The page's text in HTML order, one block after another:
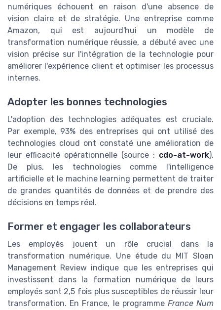
numériques échouent en raison d'une absence de
vision claire et de stratégie. Une entreprise comme
Amazon, qui est aujourd'hui un modèle de
transformation numérique réussie, a débuté avec une
vision précise sur l'intégration de la technologie pour
améliorer l'expérience client et optimiser les processus
internes.
Adopter les bonnes technologies
L'adoption des technologies adéquates est cruciale.
Par exemple, 93% des entreprises qui ont utilisé des
technologies cloud ont constaté une amélioration de
leur efficacité opérationnelle (source : cdo-at-work).
De plus, les technologies comme l'intelligence
artificielle et le machine learning permettent de traiter
de grandes quantités de données et de prendre des
décisions en temps réel.
Former et engager les collaborateurs
Les employés jouent un rôle crucial dans la
transformation numérique. Une étude du MIT Sloan
Management Review indique que les entreprises qui
investissent dans la formation numérique de leurs
employés sont 2,5 fois plus susceptibles de réussir leur
transformation. En France, le programme France Num